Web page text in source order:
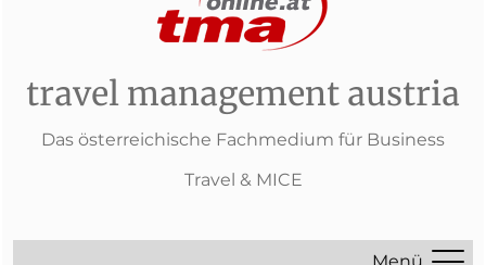
travel management austria
Das österreichische Fachmedium für Business
Travel & MICE